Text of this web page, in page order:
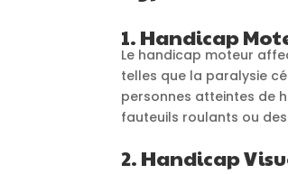
1. Handicap
Le handicap moteur
telles que la paralysie
personnes atteintes de
fauteuils roulants ou
2. Handicap